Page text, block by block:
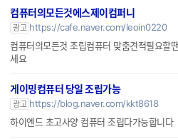
스출현 업체!
컴퓨터의모든것에스제이컴퍼니
광고 https://cafe.naver.com/leoin0220
세요
게이밍컴퓨터 당일 조립가능
광고 https://blog.naver.com/kkt8618